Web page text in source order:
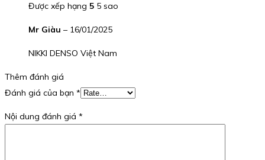
Được xếp hạng 5 5 sao
Mr Giàu – 16/01/2025
NIKKI DENSO Việt Nam
Thêm đánh giá
Đánh giá của bạn *
Nội dung đánh giá *